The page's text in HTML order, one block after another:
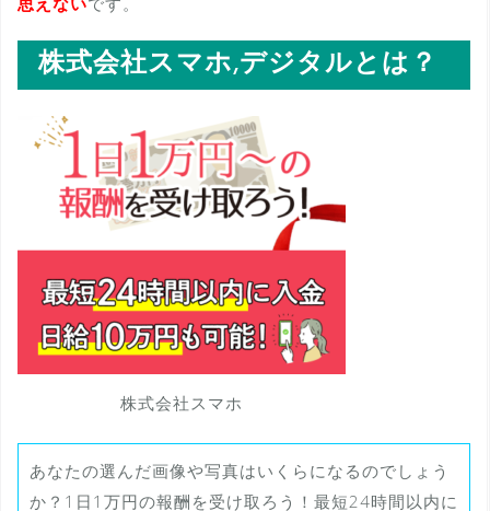
株式会社スマホ,デジタルとは？
株式会社スマホ
あなたの選んだ画像や写真はいくらになるのでしょう
か？1日1万円の報酬を受け取ろう！最短24時間以内に